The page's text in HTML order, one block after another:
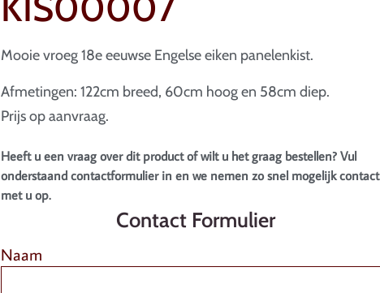
Mooie vroeg 18e eeuwse Engelse eiken panelenkist.
Afmetingen: 122cm breed, 60cm hoog en 58cm diep.
Prijs op aanvraag.
Heeft u een vraag over dit product of wilt u het graag bestellen? Vul
onderstaand contactformulier in en we nemen zo snel mogelijk contact
met u op.
Contact Formulier
Naam